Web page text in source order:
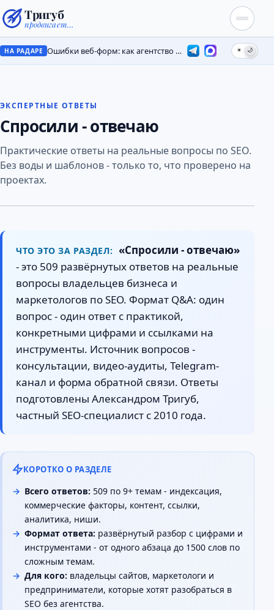
Тригуб
продвигает…
НА РАДАРЕ Ошибки веб-форм: как агентство потеряло лиды на месяцы ☀ 🌙
ЭКСПЕРТНЫЕ ОТВЕТЫ
Спросили - отвечаю
Практические ответы на реальные вопросы по SEO.
Без воды и шаблонов - только то, что проверено на
проектах.
ЧТО ЭТО ЗА РАЗДЕЛ: «Спросили - отвечаю»
- это 509 развёрнутых ответов на реальные
вопросы владельцев бизнеса и
маркетологов по SEO. Формат Q&A: один
вопрос - один ответ с практикой,
конкретными цифрами и ссылками на
инструменты. Источник вопросов -
консультации, видео-аудиты, Telegram-
канал и форма обратной связи. Ответы
подготовлены Александром Тригуб,
частный SEO-специалист с 2010 года.
КОРОТКО О РАЗДЕЛЕ
Всего ответов: 509 по 9+ темам - индексация,
коммерческие факторы, контент, ссылки,
аналитика, ниши.
Формат ответа: развёрнутый разбор с цифрами и
инструментами - от одного абзаца до 1500 слов по
сложным темам.
Для кого: владельцы сайтов, маркетологи и
предприниматели, которые хотят разобраться в
SEO без агентства.